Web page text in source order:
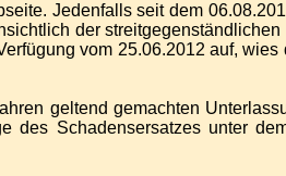
Jedenfalls seit dem
der
vom 25.06.2012 auf, wies
geltend gemachten
des Schadensersatzes unter